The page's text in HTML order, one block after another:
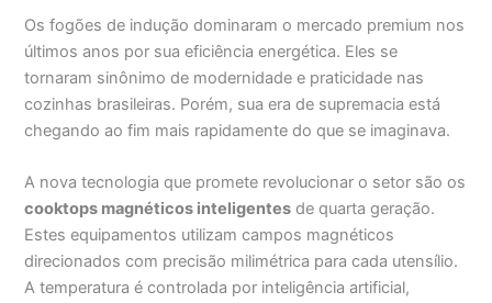
Os fogões de indução dominaram o mercado premium nos
últimos anos por sua eficiência energética. Eles se
tornaram sinônimo de modernidade e praticidade nas
cozinhas brasileiras. Porém, sua era de supremacia está
chegando ao fim mais rapidamente do que se imaginava.
A nova tecnologia que promete revolucionar o setor são os
cooktops magnéticos inteligentes de quarta geração.
Estes equipamentos utilizam campos magnéticos
direcionados com precisão milimétrica para cada utensílio.
A temperatura é controlada por inteligência artificial,